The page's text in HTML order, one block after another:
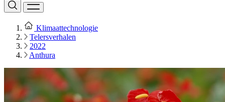
Klimaattechnologie
Telersverhalen
2022
Anthura